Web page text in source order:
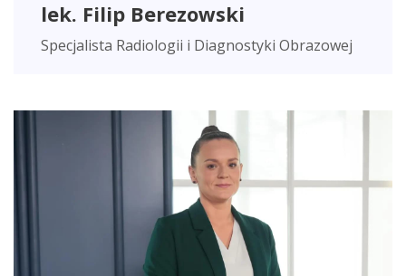
lek. Filip Berezowski
Specjalista Radiologii i Diagnostyki Obrazowej